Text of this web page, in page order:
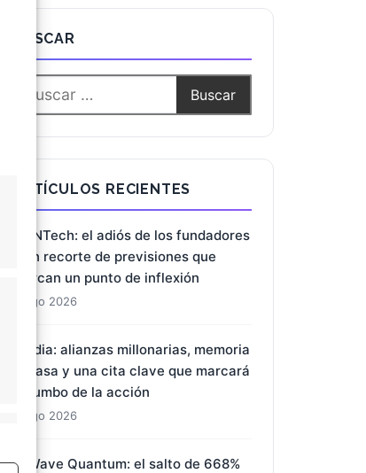
BUSCAR
ARTÍCULOS RECIENTES
BioNTech: el adiós de los fundadores
y un recorte de previsiones que
marcan un punto de inflexión
8 Ago 2026
Nvidia: alianzas millonarias, memoria
escasa y una cita clave que marcará
el rumbo de la acción
8 Ago 2026
D-Wave Quantum: el salto de 668%